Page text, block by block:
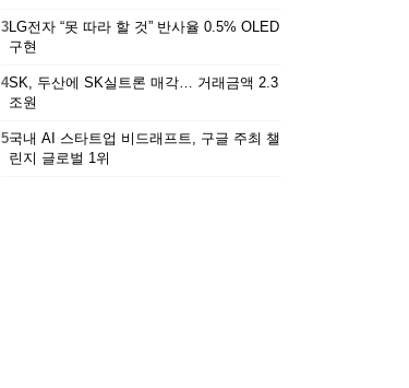
3LG전자 “못 따라 할 것” 반사율 0.5% OLED
구현
4SK, 두산에 SK실트론 매각… 거래금액 2.3
조원
5국내 AI 스타트업 비드래프트, 구글 주최 챌
린지 글로벌 1위